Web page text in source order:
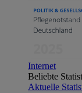
Internet
Beliebte
Aktuelle